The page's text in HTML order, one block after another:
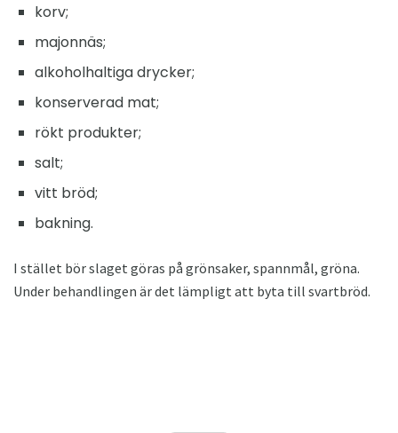
korv;
majonnäs;
alkoholhaltiga drycker;
konserverad mat;
rökt produkter;
salt;
vitt bröd;
bakning.
I stället bör slaget göras på grönsaker, spannmål, gröna.
Under behandlingen är det lämpligt att byta till svartbröd.